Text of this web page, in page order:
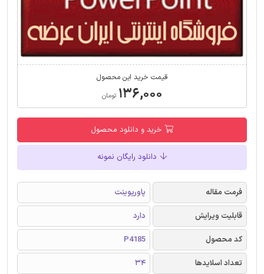
قیمت خرید این محصول
۱۳۶,۰۰۰ تومان
خرید و دانلود محصول
دانلود رایگان نمونه
فرمت مقاله
پاورپوینت
قابلیت ویرایش
دارد
کد محصول
P4185
تعداد اسلایدها
34